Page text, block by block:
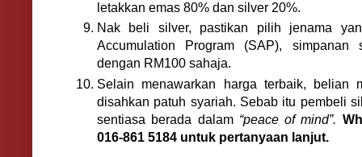
letakkan emas 80% dan silver 20%.
Nak beli silver, pastikan pilih jenama
Accumulation Program (SAP), simpanan
dengan RM100 sahaja.
Selain menawarkan harga terbaik, belian
disahkan patuh syariah. Sebab itu pembeli
sentiasa berada dalam “peace of mind”.
016-861 5184 untuk pertanyaan lanjut.